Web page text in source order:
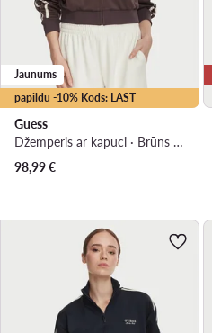
papildu -10% Kods: LAST
Jaunums
Guess
Džemperis ar kapuci · Brūns · Regular Fit
98,99€